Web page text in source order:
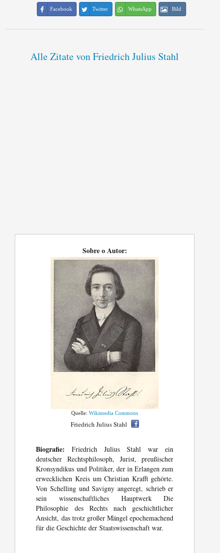
Facebook Twitter WhatsApp Bild
Alle Zitate von Friedrich Julius Stahl
Sobre o Autor:
Quelle:Wikimedia Commons
Friedrich Julius Stahl
Biografie: Friedrich Julius Stahl war ein
deutscher Rechtsphilosoph, Jurist, preußischer
Kronsyndikus und Politiker, der in Erlangen zum
erwecklichen Kreis um Christian Krafft gehörte.
Von Schelling und Savigny angeregt, schrieb er
sein wissenschaftliches Hauptwerk Die
Philosophie des Rechts nach geschichtlicher
Ansicht, das trotz großer Mängel epochemachend
für die Geschichte der Staatswissenschaft war.